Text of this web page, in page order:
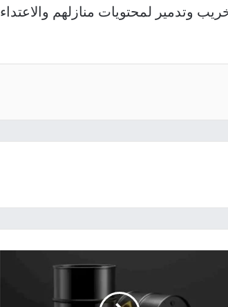
وتدمير لمحتويات منازلهم والاعتداء